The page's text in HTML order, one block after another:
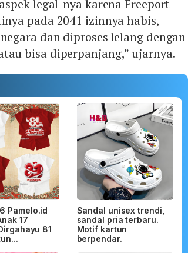
legal-nya karena Freeport
pada 2041 izinnya habis,
dan diproses lelang dengan
bisa diperpanjang,” ujarnya.
Pamelo.id
17
81
Sandal unisex trendi,
sandal pria terbaru.
Motif kartun
berpendar.